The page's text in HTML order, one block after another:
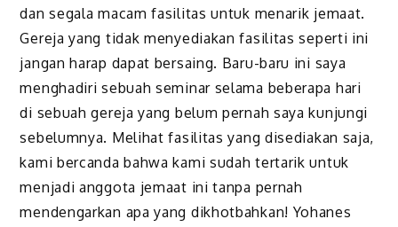
dan segala macam fasilitas untuk menarik jemaat.
Gereja yang tidak menyediakan fasilitas seperti ini
jangan harap dapat bersaing. Baru-baru ini saya
menghadiri sebuah seminar selama beberapa hari
di sebuah gereja yang belum pernah saya kunjungi
sebelumnya. Melihat fasilitas yang disediakan saja,
kami bercanda bahwa kami sudah tertarik untuk
menjadi anggota jemaat ini tanpa pernah
mendengarkan apa yang dikhotbahkan! Yohanes